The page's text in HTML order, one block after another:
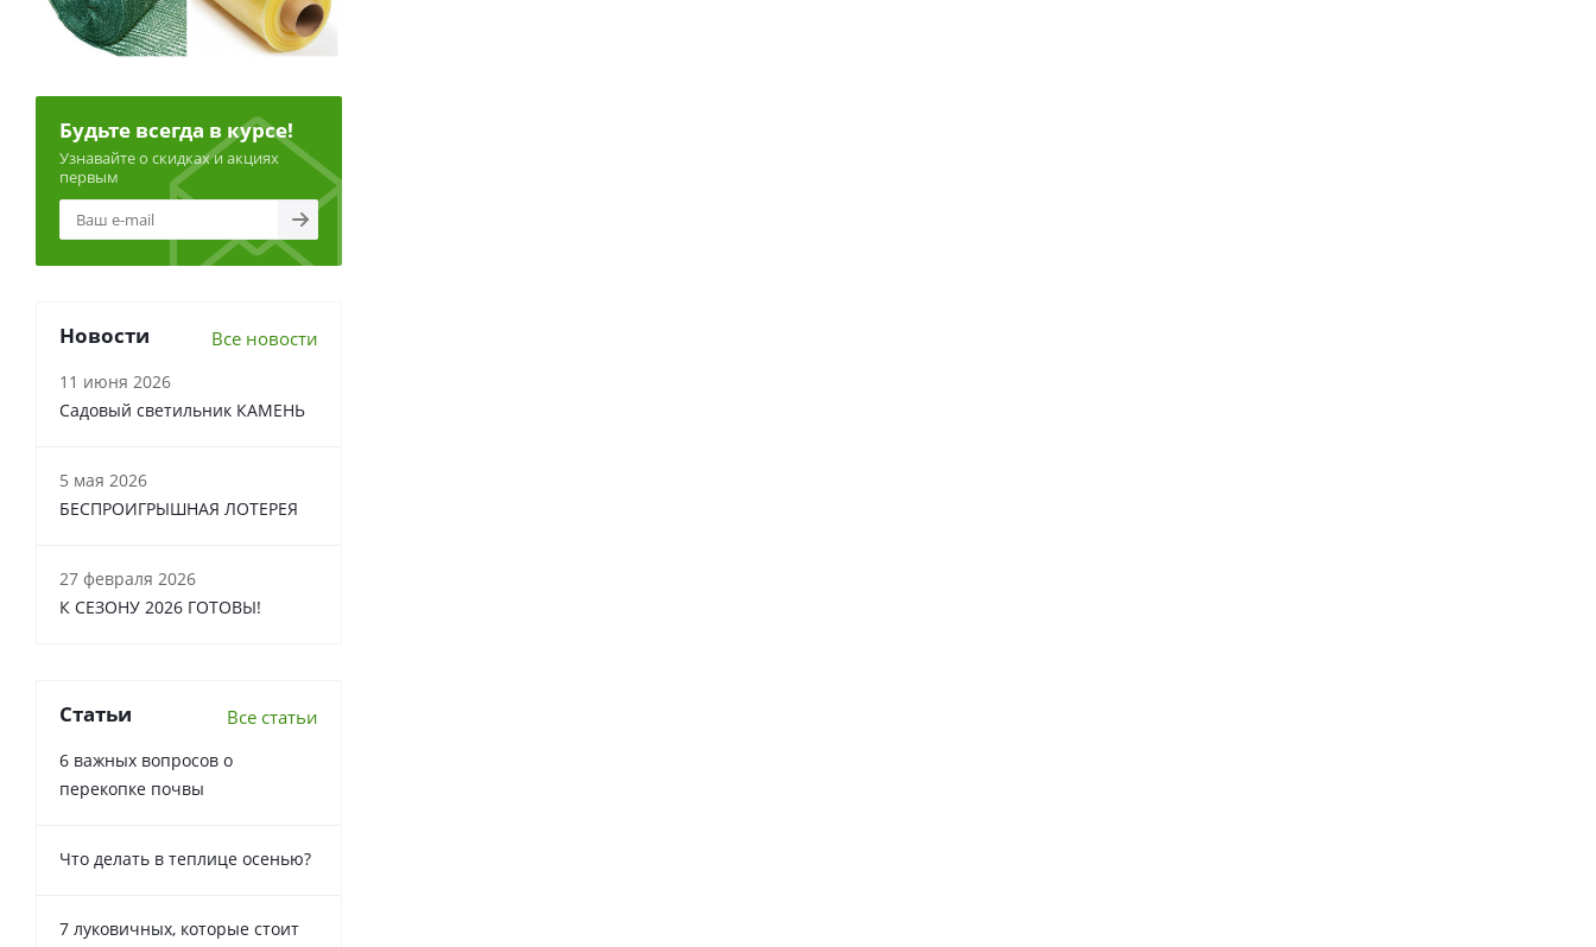
Будьте всегда в курсе!
Узнавайте о скидках и акциях
первым
Новости Все новости
11 июня 2026
Садовый светильник КАМЕНЬ
5 мая 2026
БЕСПРОИГРЫШНАЯ ЛОТЕРЕЯ
27 февраля 2026
К СЕЗОНУ 2026 ГОТОВЫ!
Статьи Все статьи
6 важных вопросов о
перекопке почвы
Что делать в теплице осенью?
7 луковичных, которые стоит